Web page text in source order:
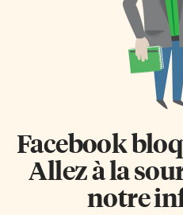
Facebook
Allez à la
notre